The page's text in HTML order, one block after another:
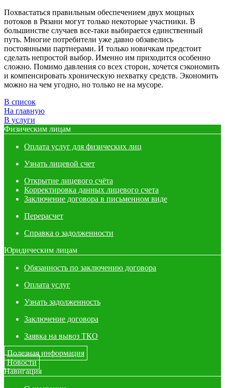
Похвастаться правильным обеспечением двух мощных
потоков в Рязани могут только некоторые участники. В
большинстве случаев все-таки выбирается единственный
путь. Многие потребители уже давно обзавелись
постоянными партнерами. И только новичкам предстоит
сделать непростой выбор. Именно им приходится особенно
сложно. Помимо давления со всех сторон, хочется сэкономить
и компенсировать хроническую нехватку средств. Экономить
можно на чем угодно, но только не на мусоре.
В список
На главную
В услуги
Физическим лицам
Оплата услуг для физических лиц
Узнать лицевой счет
Открытие лицевого счёта
Корректировка данных лицевого счета
Заключение договора в письменном виде
Перерасчет
Справка о задолженности
Юридическим лицам
Обязанность по заключению договора
Оплата услуг
Узнать задолженность
Заключение договора
Заявка на вывоз ТКО
Полезная информация
Новости
Навигация